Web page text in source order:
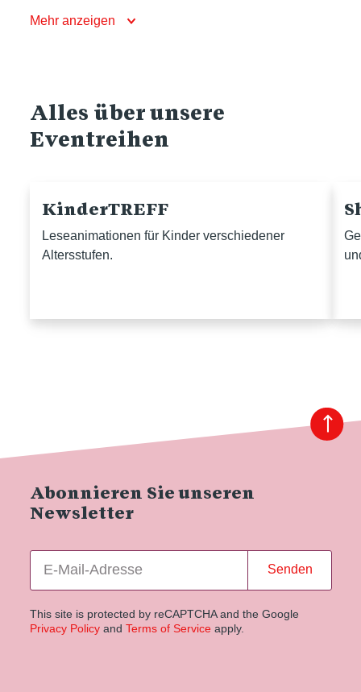
Mehr anzeigen
Alles über unsere
Eventreihen
KinderTREFF
Leseanimationen für Kinder verschiedener
Altersstufen.
Abonnieren Sie unseren
Newsletter
Senden
This site is protected by reCAPTCHA and the Google
Privacy Policyand Terms of Service apply.